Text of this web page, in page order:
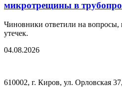
микротрещины в
Чиновники ответили на
утечек.
04.08.2026
610002, г. Киров, ул. Орловская